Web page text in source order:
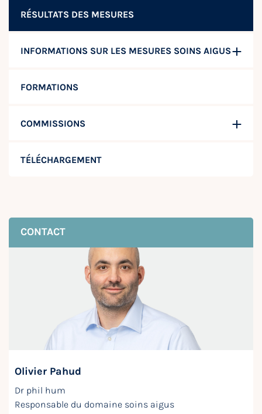
RÉSULTATS DES MESURES
INFORMATIONS SUR LES MESURES SOINS AIGUS
FORMATIONS
COMMISSIONS
TÉLÉCHARGEMENT
CONTACT
Olivier Pahud
Dr phil hum
Responsable du domaine soins aigus